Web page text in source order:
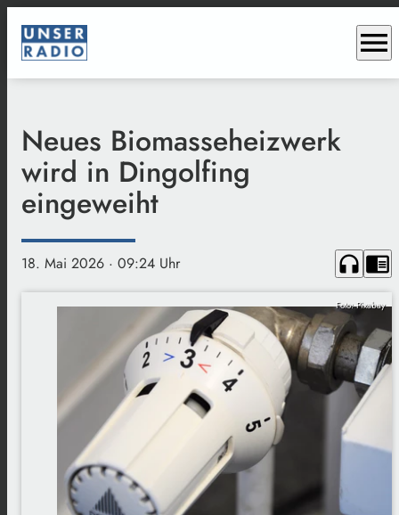
menu
Neues Biomasseheizwerk
wird in Dingolfing
eingeweiht
18. Mai 2026 · 09:24 Uhr headphones chrome_reader_mode
Foto: Pixabay